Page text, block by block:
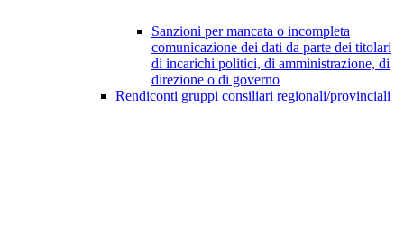
Sanzioni per mancata o incompleta
comunicazione dei dati da parte dei titolari
di incarichi politici, di amministrazione, di
direzione o di governo
Rendiconti gruppi consiliari regionali/provinciali